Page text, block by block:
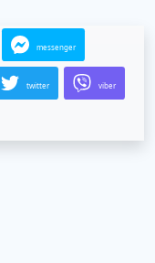
messenger
twitter viber